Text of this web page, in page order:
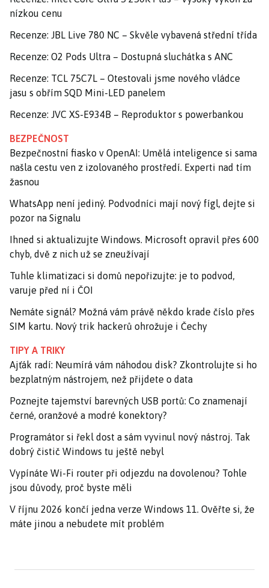
nízkou cenu
Recenze: JBL Live 780 NC – Skvěle vybavená střední třída
Recenze: O2 Pods Ultra – Dostupná sluchátka s ANC
Recenze: TCL 75C7L – Otestovali jsme nového vládce
jasu s obřím SQD Mini-LED panelem
Recenze: JVC XS-E934B – Reproduktor s powerbankou
BEZPEČNOST
Bezpečnostní fiasko v OpenAI: Umělá inteligence si sama
našla cestu ven z izolovaného prostředí. Experti nad tím
žasnou
WhatsApp není jediný. Podvodníci mají nový fígl, dejte si
pozor na Signalu
Ihned si aktualizujte Windows. Microsoft opravil přes 600
chyb, dvě z nich už se zneužívají
Tuhle klimatizaci si domů nepořizujte: je to podvod,
varuje před ní i ČOI
Nemáte signál? Možná vám právě někdo krade číslo přes
SIM kartu. Nový trik hackerů ohrožuje i Čechy
TIPY A TRIKY
Ajťák radí: Neumírá vám náhodou disk? Zkontrolujte si ho
bezplatným nástrojem, než přijdete o data
Poznejte tajemství barevných USB portů: Co znamenají
černé, oranžové a modré konektory?
Programátor si řekl dost a sám vyvinul nový nástroj. Tak
dobrý čistič Windows tu ještě nebyl
Vypínáte Wi-Fi router při odjezdu na dovolenou? Tohle
jsou důvody, proč byste měli
V říjnu 2026 končí jedna verze Windows 11. Ověřte si, že
máte jinou a nebudete mít problém